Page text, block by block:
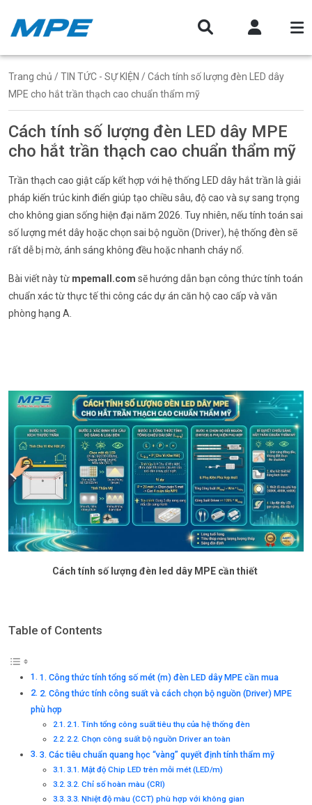
Trang chủ /TIN TỨC - SỰ KIỆN / Cách tính số lượng đèn LED dây
MPE cho hắt trần thạch cao chuẩn thẩm mỹ
Cách tính số lượng đèn LED dây MPE
cho hắt trần thạch cao chuẩn thẩm mỹ
Trần thạch cao giật cấp kết hợp với hệ thống LED dây hắt trần là giải
pháp kiến trúc kinh điển giúp tạo chiều sâu, độ cao và sự sang trọng
cho không gian sống hiện đại năm 2026. Tuy nhiên, nếu tính toán sai
số lượng mét dây hoặc chọn sai bộ nguồn (Driver), hệ thống đèn sẽ
rất dễ bị mờ, ánh sáng không đều hoặc nhanh cháy nổ.
Bài viết này từ mpemall.com sẽ hướng dẫn bạn công thức tính toán
chuẩn xác từ thực tế thi công các dự án căn hộ cao cấp và văn
phòng hạng A.
Cách tính số lượng đèn led dây MPE cần thiết
Table of Contents
1. Công thức tính tổng số mét (m) đèn LED dây MPE cần mua
2. Công thức tính công suất và cách chọn bộ nguồn (Driver) MPE
phù hợp
2.1. Tính tổng công suất tiêu thụ của hệ thống đèn
2.2. Chọn công suất bộ nguồn Driver an toàn
3. Các tiêu chuẩn quang học “vàng” quyết định tính thẩm mỹ
3.1. Mật độ Chip LED trên mỗi mét (LED/m)
3.2. Chỉ số hoàn màu (CRI)
3.3. Nhiệt độ màu (CCT) phù hợp với không gian